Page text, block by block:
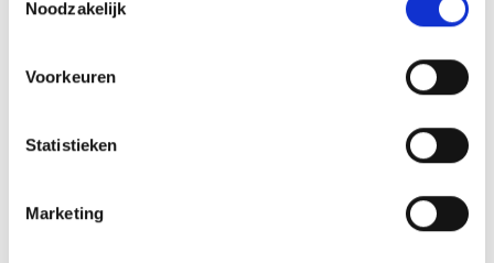
Noodzakelijk
Voorkeuren
Statistieken
Marketing
Website
Website
Website
Website
Van der Linden organic solutions
Website
Van Mensvoort Veghel
Website